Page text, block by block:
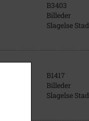
B3403
Billeder
Slagelse
B1417
Billeder
Slagelse